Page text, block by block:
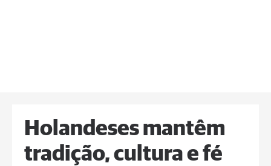
Holandeses mantêm
tradição, cultura e fé